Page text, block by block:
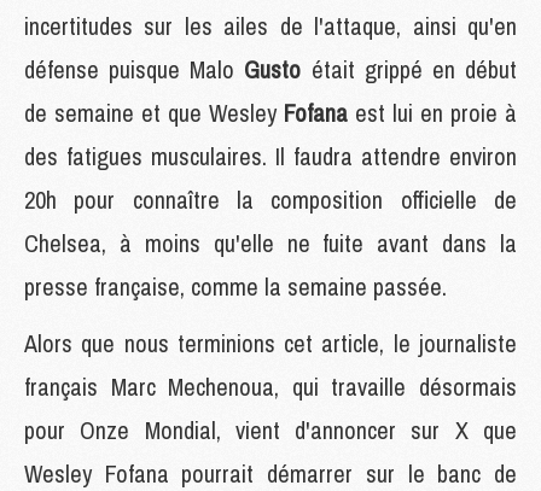
incertitudes sur les ailes de l'attaque, ainsi qu'en
défense puisque Malo Gusto était grippé en début
de semaine et que Wesley Fofana est lui en proie à
des fatigues musculaires. Il faudra attendre environ
20h pour connaître la composition officielle de
Chelsea, à moins qu'elle ne fuite avant dans la
presse française, comme la semaine passée.
Alors que nous terminions cet article, le journaliste
français Marc Mechenoua, qui travaille désormais
pour Onze Mondial, vient d'annoncer sur X que
Wesley Fofana pourrait démarrer sur le banc de